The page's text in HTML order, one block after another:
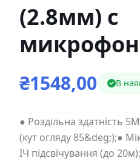
(2.8мм) с
₴1548,00 В
● Роздільна здатність
(кут огляду 85&deg;);●
ІЧ підсвічування (до